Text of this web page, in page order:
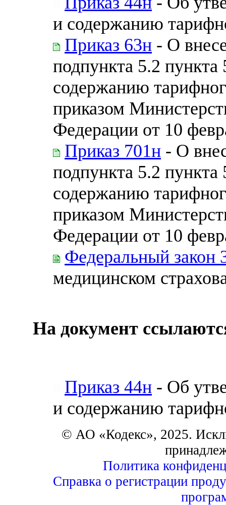
и содержанию
Приказ 63н - О
подпункта 5.2 пункта
содержанию
приказом
Федерации от 10
Приказ 701н - О
подпункта 5.2 пункта
содержанию
приказом
Федерации от 10
Федеральный закон
медицинском
На документ
Приказ 44н - Об
и содержанию
© АО «Кодекс», 2025.
Политика
Справка о регистрации